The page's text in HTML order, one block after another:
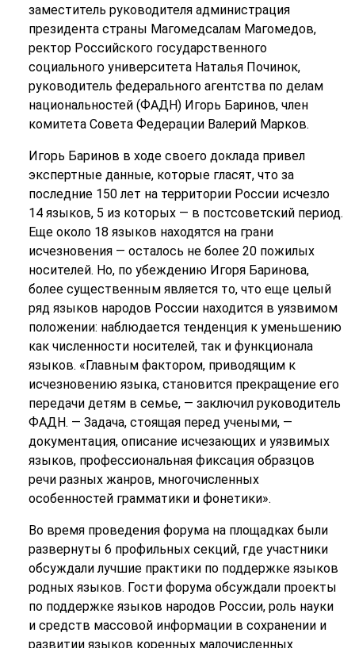
заместитель руководителя администрация
президента страны Магомедсалам Магомедов,
ректор Российского государственного
социального университета Наталья Починок,
руководитель федерального агентства по делам
национальностей (ФАДН) Игорь Баринов, член
комитета Совета Федерации Валерий Марков.
Игорь Баринов в ходе своего доклада привел
экспертные данные, которые гласят, что за
последние 150 лет на территории России исчезло
14 языков, 5 из которых — в постсоветский период.
Еще около 18 языков находятся на грани
исчезновения — осталось не более 20 пожилых
носителей. Но, по убеждению Игоря Баринова,
более существенным является то, что еще целый
ряд языков народов России находится в уязвимом
положении: наблюдается тенденция к уменьшению
как численности носителей, так и функционала
языков. «Главным фактором, приводящим к
исчезновению языка, становится прекращение его
передачи детям в семье, — заключил руководитель
ФАДН. — Задача, стоящая перед учеными, —
документация, описание исчезающих и уязвимых
языков, профессиональная фиксация образцов
речи разных жанров, многочисленных
особенностей грамматики и фонетики».
Во время проведения форума на площадках были
развернуты 6 профильных секций, где участники
обсуждали лучшие практики по поддержке языков
родных языков. Гости форума обсуждали проекты
по поддержке языков народов России, роль науки
и средств массовой информации в сохранении и
развитии языков коренных малочисленных